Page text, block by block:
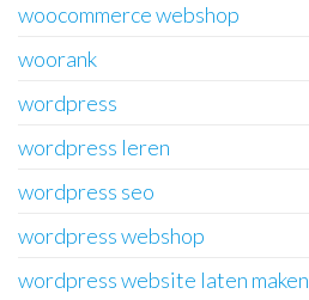
woocommerce webshop
woorank
wordpress
wordpress leren
wordpress seo
wordpress webshop
wordpress website laten maken